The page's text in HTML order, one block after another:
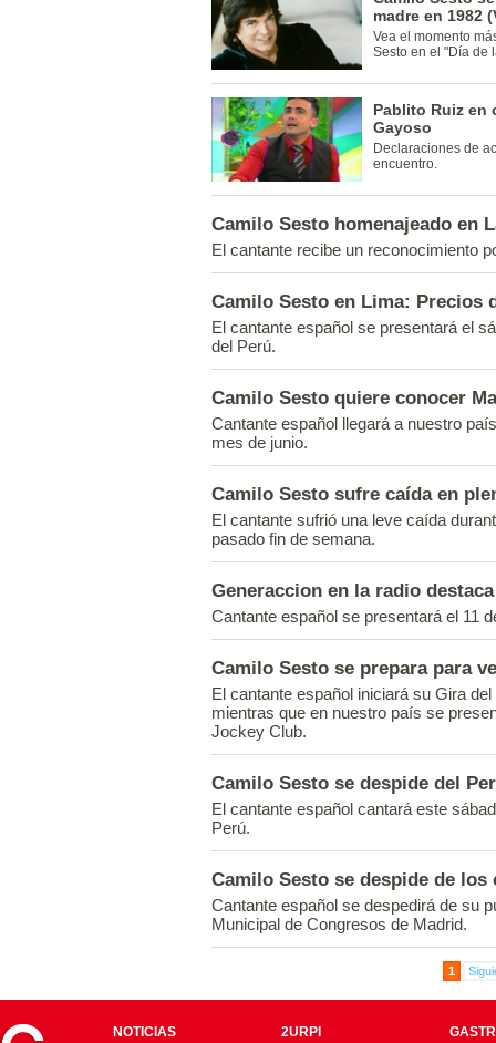
madre en 1982
Vea el momento
Sesto en el "Día de
Pablito Ruiz en
Gayoso
Declaraciones de
encuentro.
Camilo Sesto homenajeado en
El cantante recibe un reconocimiento
Camilo Sesto en Lima: Precios
El cantante español se presentará el
del Perú.
Camilo Sesto quiere conocer
Cantante español llegará a nuestro
mes de junio.
Camilo Sesto sufre caída en
El cantante sufrió una leve caída
pasado fin de semana.
Generaccion en la radio
Cantante español se presentará el 11
Camilo Sesto se prepara para
El cantante español iniciará su Gira
mientras que en nuestro país se
Jockey Club.
Camilo Sesto se despide del
El cantante español cantará este
Perú.
Camilo Sesto se despide de los
Cantante español se despedirá de su
Municipal de Congresos de Madrid.
1
NOTICIAS 2URPI